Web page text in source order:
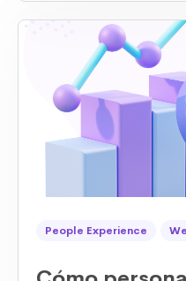
People Experience